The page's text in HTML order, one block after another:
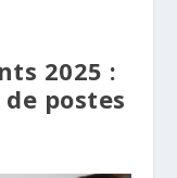
2025 :
postes